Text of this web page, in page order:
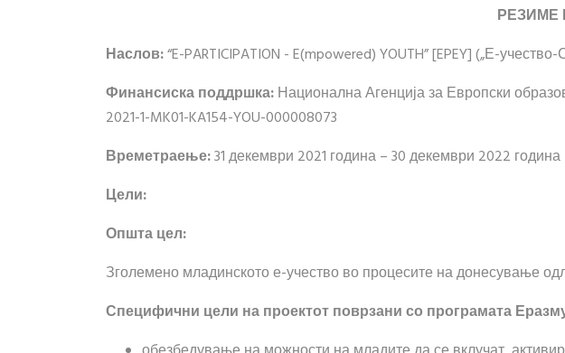
РЕЗИМЕ
Наслов:“E-PARTICIPATION - E(mpowered) YOUTH” [EPEY] („Е-
Финансиска поддршка:Национална Агенција за Европски
2021-1-MK01-KA154-YOU-000008073
Времетраење:31 декември 2021 година – 30 декември 2022 година
Цели:
Општа цел:
Зголемено младинското е-учество во процесите на донесување
Специфични цели на проектот поврзани со програмата